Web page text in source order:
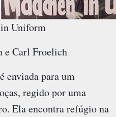
Uniform
e Carl Froelich
enviada para um
regido por uma
Ela encontra refúgio na